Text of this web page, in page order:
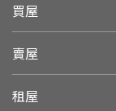
買屋
賣屋
租屋